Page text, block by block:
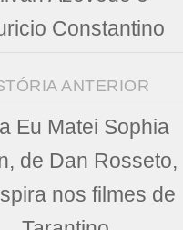
Constantino
ANTERIOR
Eu Matei Sophia
de Dan Rosseto,
nos filmes de